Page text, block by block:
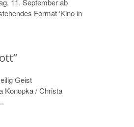
11. September ab
Format ‘Kino in
Geist
Konopka / Christa